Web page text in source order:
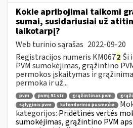
Kokie apribojimai taikomi
sumai, susidariusiai už
laikotarpį?
Web turinio sąrašas 2022-09-20
Registracijos numeris KM0672 Ši
PVM sumokėjimas, grąžintino
permokos įskaitymas ir
permoka ir už...
pvm pvmį 91 str grąžintinas pvm
sąlyginis pvm
kalendorinio pusmečio
kategorijos: Pridėtinės vertės
sumokėjimas, grąžintino PVM